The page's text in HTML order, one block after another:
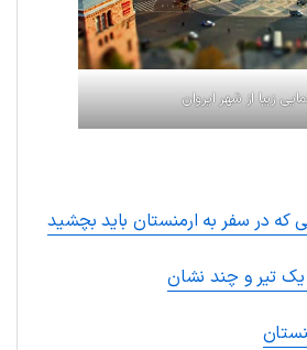
زیبا از شهر ایروان
که در سفر به ارمنستان باید بچشید
یک تیر و چند نشان